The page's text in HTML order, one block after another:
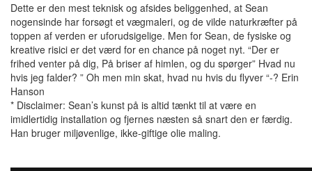
Dette er den mest teknisk og afsides beliggenhed, at Sean
nogensinde har forsøgt et vægmaleri, og de vilde naturkræfter på
toppen af verden er uforudsigelige. Men for Sean, de fysiske og
kreative risici er det værd for en chance på noget nyt. “Der er
frihed venter på dig, På briser af himlen, og du spørger” Hvad nu
hvis jeg falder? ” Oh men min skat, hvad nu hvis du flyver “-? Erin
Hanson
* Disclaimer: Sean’s kunst på is altid tænkt til at være en
imidlertidig installation og fjernes næsten så snart den er færdig.
Han bruger miljøvenlige, ikke-giftige olie maling.